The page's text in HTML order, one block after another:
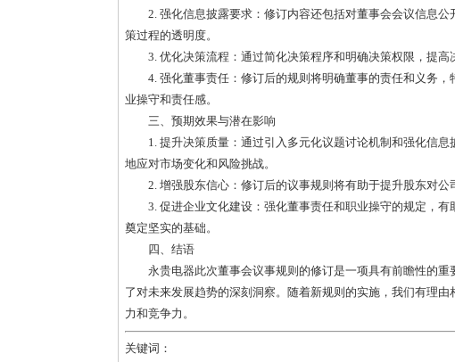
2. 强化信息披露要求：修订内容还包括对董事会会议信息
策过程的透明度。
3. 优化决策流程：通过简化决策程序和明确决策权限，提高
4. 强化董事责任：修订后的规则将明确董事的责任和义务
业操守和责任感。
三、预期效果与潜在影响
1. 提升决策质量：通过引入多元化议题讨论机制和强化信
地应对市场变化和风险挑战。
2. 增强股东信心：修订后的议事规则将有助于提升股东对
3. 促进企业文化建设：强化董事责任和职业操守的规定，
奠定坚实的基础。
四、结语
永贵电器此次董事会议事规则的修订是一项具有前瞻性的
了对未来发展趋势的深刻洞察。随着新规则的实施，我们有理
力和竞争力。
关键词：